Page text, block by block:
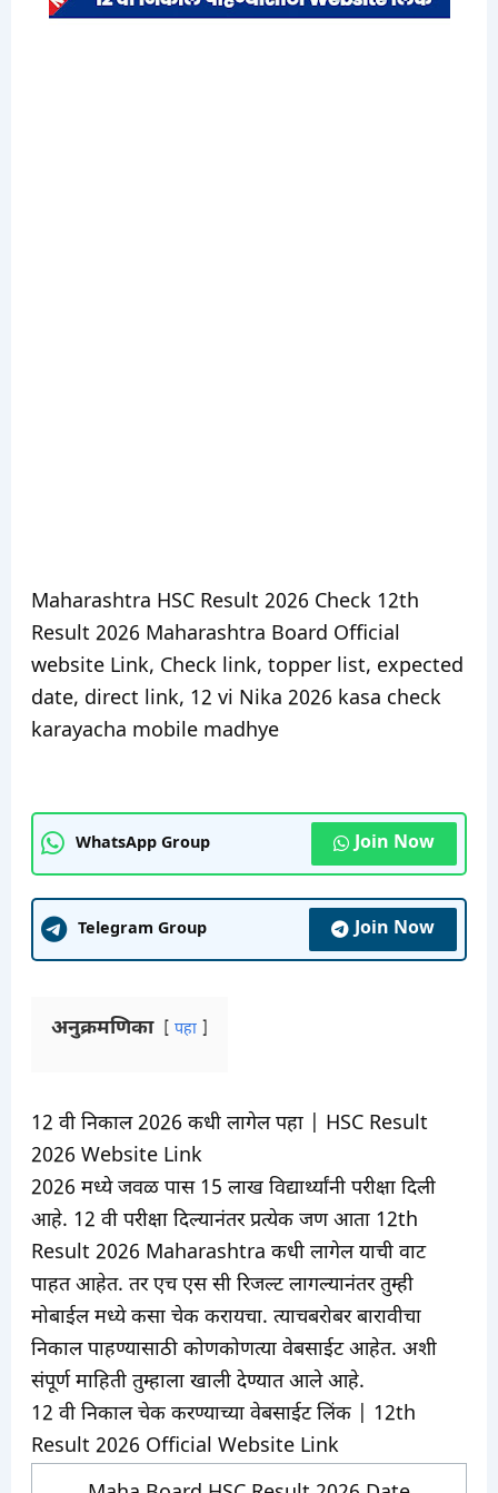
Maharashtra HSC Result 2026 Check 12th
Result 2026 Maharashtra Board Official
website Link, Check link, topper list, expected
date, direct link, 12 vi Nika 2026 kasa check
karayacha mobile madhye
WhatsApp Group Join Now
Telegram Group Join Now
अनुक्रमणिका पहा
12 वी निकाल 2026 कधी लागेल पहा | HSC Result
2026 Website Link
2026 मध्ये जवळ पास 15 लाख विद्यार्थ्यांनी परीक्षा दिली
आहे. 12 वी परीक्षा दिल्यानंतर प्रत्येक जण आता 12th
Result 2026 Maharashtra कधी लागेल याची वाट
पाहत आहेत. तर एच एस सी रिजल्ट लागल्यानंतर तुम्ही
मोबाईल मध्ये कसा चेक करायचा. त्याचबरोबर बारावीचा
निकाल पाहण्यासाठी कोणकोणत्या वेबसाईट आहेत. अशी
संपूर्ण माहिती तुम्हाला खाली देण्यात आले आहे.
12 वी निकाल चेक करण्याच्या वेबसाईट लिंक | 12th
Result 2026 Official Website Link